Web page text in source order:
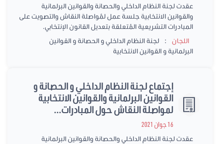
عقدت لجنة النظام الداخلي والحصانة والقوانين البرلمانية
والقوانين الانتخابية جلسة عمل لمُواصلة النقاش والتصويت على
المبادرات التشريعية المُتعلقة بتعديل القانون الإنتخابي.
اللجان :
لجنة النظام الداخلي و الحصانة و القوانين
البرلمانية و القوانين الانتخابية
إجتماع لجنة النظام الداخلي و الحصانة و
القوانين البرلمانية والقوانين الانتخابية
لمواصلة النقاش حول المبادرات...
عقدت لجنة النظام الداخلي والحصانة والقوانين البرلمانية